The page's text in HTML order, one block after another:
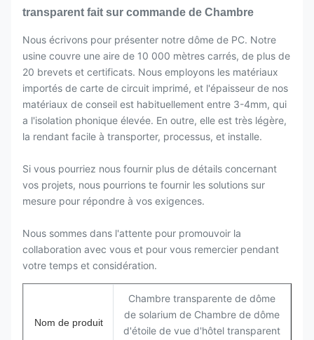
transparent fait sur commande de Chambre
Nous écrivons pour présenter notre dôme de PC. Notre
usine couvre une aire de 10 000 mètres carrés, de plus de
20 brevets et certificats. Nous employons les matériaux
importés de carte de circuit imprimé, et l'épaisseur de nos
matériaux de conseil est habituellement entre 3-4mm, qui
a l'isolation phonique élevée. En outre, elle est très légère,
la rendant facile à transporter, processus, et installe.
Si vous pourriez nous fournir plus de détails concernant
vos projets, nous pourrions te fournir les solutions sur
mesure pour répondre à vos exigences.
Nous sommes dans l'attente pour promouvoir la
collaboration avec vous et pour vous remercier pendant
votre temps et considération.
Nom de produit
Chambre transparente de dôme
de solarium de Chambre de dôme
d'étoile de vue d'hôtel transparent